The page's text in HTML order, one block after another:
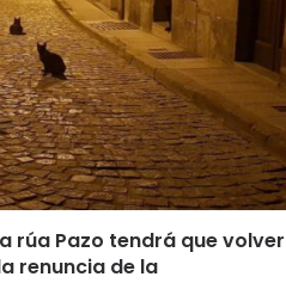
rúa Pazo tendrá que volver
renuncia de la